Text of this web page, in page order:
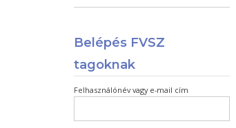
Belépés FVSZ
tagoknak
Felhasználónév vagy e-mail cím